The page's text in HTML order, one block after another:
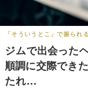
「そういうとこ」で振られ
ジムで出会った
順調に交際でき
たれ…